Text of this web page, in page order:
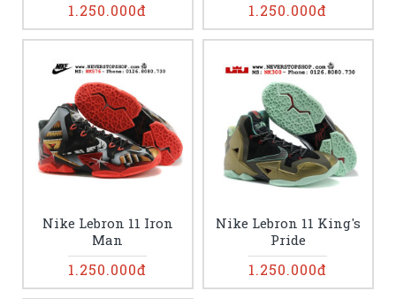
1.250.000đ 1.250.000đ
Nike Lebron 11 Iron
Man
1.250.000đ
Nike Lebron 11 King's
Pride
1.250.000đ